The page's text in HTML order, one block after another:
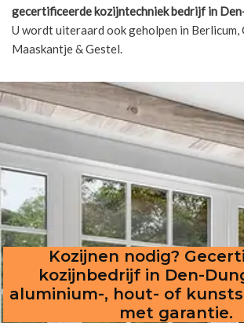
gecertificeerde kozijntechniek bedrijf in
U wordt uiteraard ook geholpen in Berlicum,
Maaskantje & Gestel.
Kozijnen nodig?
kozijnbedrijf in Den-
aluminium-, hout- of
met garantie.